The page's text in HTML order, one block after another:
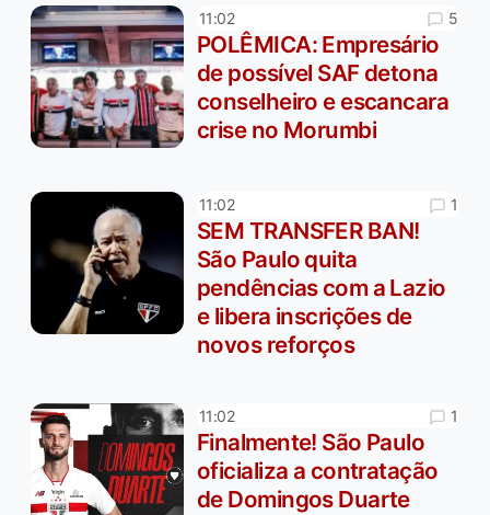
11:02 5
POLÊMICA: Empresário
de possível SAF detona
conselheiro e escancara
crise no Morumbi
11:02 1
SEM TRANSFER BAN!
São Paulo quita
pendências com a Lazio
e libera inscrições de
novos reforços
11:02 1
Finalmente! São Paulo
oficializa a contratação
de Domingos Duarte